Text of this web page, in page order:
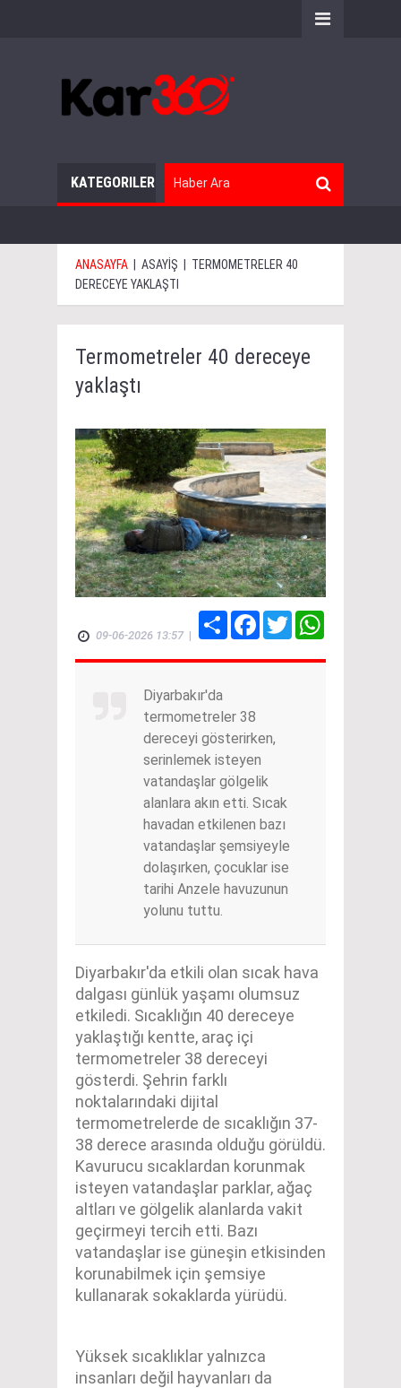
KATEGORILER
ANASAYFA | ASAYİŞ | TERMOMETRELER 40
DERECEYE YAKLAŞTI
Termometreler 40 dereceye
yaklaştı
09-06-2026 13:57|
Share FacebookTwitter
Diyarbakır'da
termometreler 38
dereceyi gösterirken,
serinlemek isteyen
vatandaşlar gölgelik
alanlara akın etti. Sıcak
havadan etkilenen bazı
vatandaşlar şemsiyeyle
dolaşırken, çocuklar ise
tarihi Anzele havuzunun
yolunu tuttu.
Diyarbakır'da etkili olan sıcak hava
dalgası günlük yaşamı olumsuz
etkiledi. Sıcaklığın 40 dereceye
yaklaştığı kentte, araç içi
termometreler 38 dereceyi
gösterdi. Şehrin farklı
noktalarındaki dijital
termometrelerde de sıcaklığın 37-
38 derece arasında olduğu görüldü.
Kavurucu sıcaklardan korunmak
isteyen vatandaşlar parklar, ağaç
altları ve gölgelik alanlarda vakit
geçirmeyi tercih etti. Bazı
vatandaşlar ise güneşin etkisinden
korunabilmek için şemsiye
kullanarak sokaklarda yürüdü.
Yüksek sıcaklıklar yalnızca
insanları değil hayvanları da